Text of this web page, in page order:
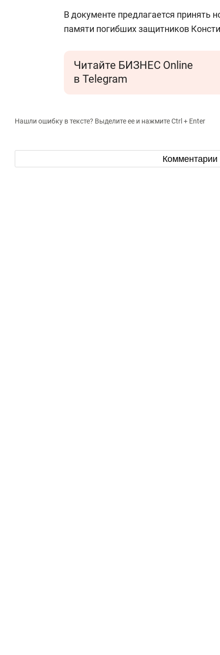
В документе предлагается принять
памяти погибших защитников
Читайте БИЗНЕС Online
в Telegram
Нашли ошибку в тексте? Выделите ее и нажмите Ctrl + Enter
Комментарии